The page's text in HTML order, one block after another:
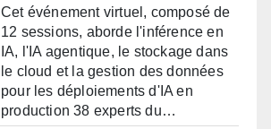
Cet événement virtuel, composé de
12 sessions, aborde l'inférence en
IA, l'IA agentique, le stockage dans
le cloud et la gestion des données
pour les déploiements d'IA en
production 38 experts du…